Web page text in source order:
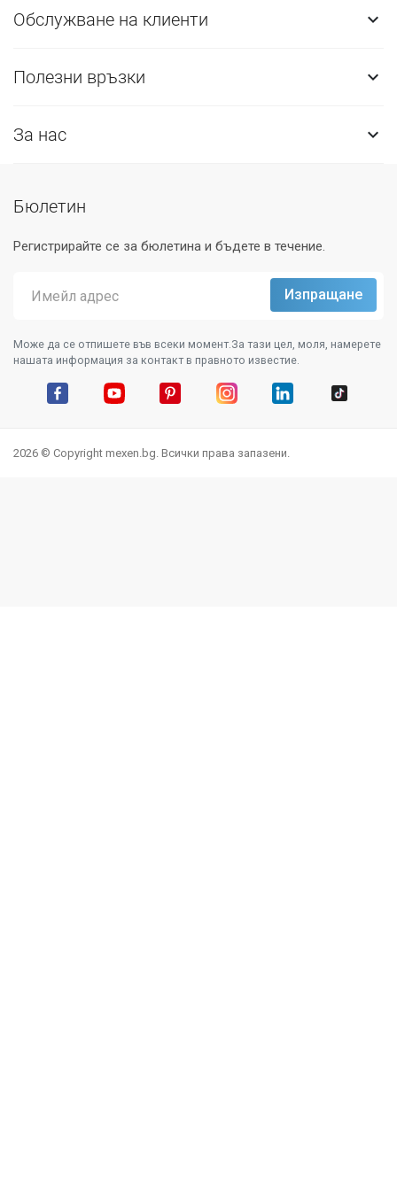
Обслужване на клиенти 
Полезни връзки 
За нас 
Бюлетин
Регистрирайте се за бюлетина и бъдете в течение.
Може да се отпишете във всеки момент.За тази цел, моля, намерете
нашата информация за контакт в правното известие.
2026 © Copyright mexen.bg. Всички права запазени.